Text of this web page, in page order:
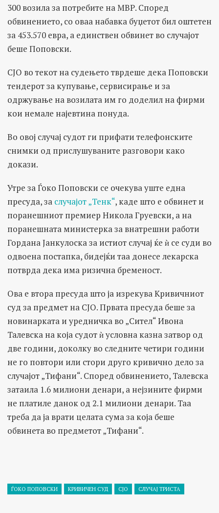
300 возила за потребите на МВР. Според
обвинението, со оваа набавка буџетот бил оштетен
за 453.570 евра, а единствен обвинет во случајот
беше Поповски.
СЈО во текот на судењето тврдеше дека Поповски
тендерот за купување, сервисирање и за
одржување на возилата им го доделил на фирми
кои немале најевтина понуда.
Во овој случај судот ги прифати телефонските
снимки од прислушуваните разговори како
докази.
Утре за Ѓоко Поповски се очекува уште една
пресуда, за случајот „Тенк“, каде што е обвинет и
поранешниот премиер Никола Груевски, а на
поранешната министерка за внатрешни работи
Гордана Јанкулоска за истиот случај ќе ѝ се суди во
одвоена постапка, бидејќи таа донесе лекарска
потврда дека има ризична бременост.
Ова е втора пресуда што ја изрекува Кривичниот
суд за предмет на СЈО. Првата пресуда беше за
новинарката и уредничка во „Сител“ Ивона
Талевска на која судот ѝ условна казна затвор од
две години, доколку во следните четири години
не го повтори или стори друго кривично дело за
случајот „Тифани“. Според обвинението, Талевска
затаила 1.6 милиони денари, а нејзините фирми
не платиле данок од 2.1 милиони денари. Таа
треба да ја врати целата сума за која беше
обвинета во предметот „Тифани“.
ЃОКО ПОПОВСКИ КРИВИЧЕН СУД СЈО СЛУЧАЈ ТРИСТА